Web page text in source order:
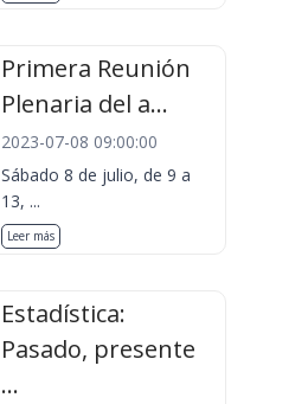
Primera Reunión
Plenaria del a...
2023-07-08 09:00:00
Sábado 8 de julio, de 9 a
13, ...
Leer más
Estadística:
Pasado, presente
...